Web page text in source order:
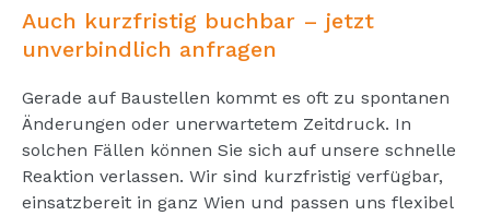
Auch kurzfristig buchbar – jetzt
unverbindlich anfragen
Gerade auf Baustellen kommt es oft zu spontanen
Änderungen oder unerwartetem Zeitdruck. In
solchen Fällen können Sie sich auf unsere schnelle
Reaktion verlassen. Wir sind kurzfristig verfügbar,
einsatzbereit in ganz Wien und passen uns flexibel